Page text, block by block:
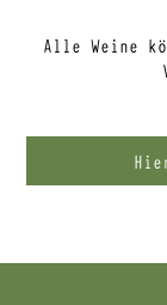
Alle Weine